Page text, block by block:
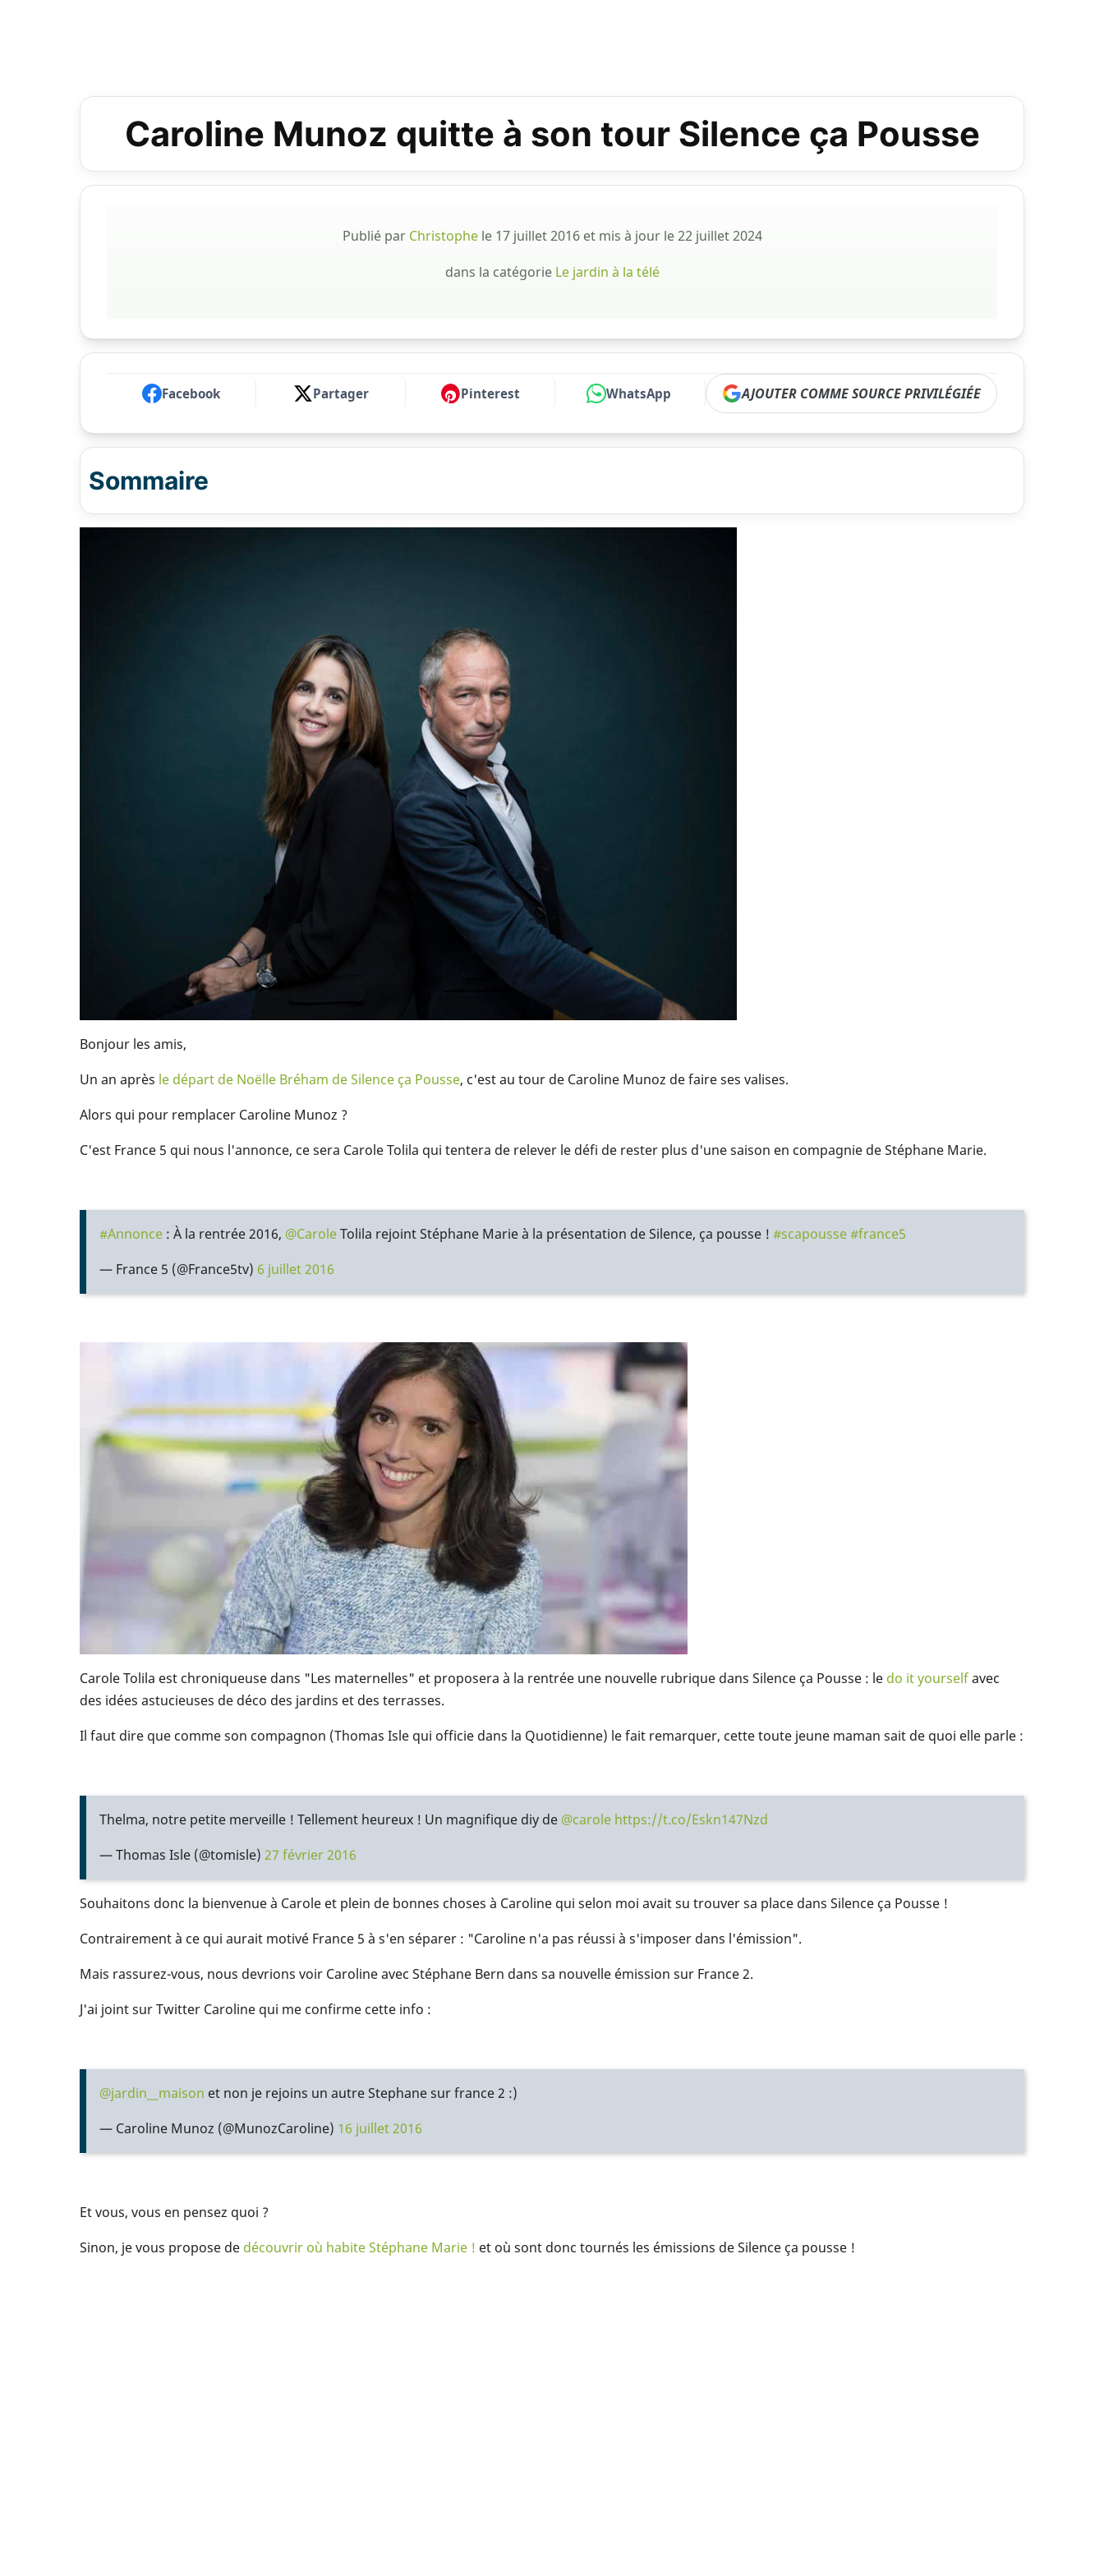
Caroline Munoz quitte à son tour Silence ça Pousse
Publié par Christophele 17 juillet 2016et mis à jour le22 juillet 2024
dans la catégorie Le jardin à la télé
Facebook Partager Pinterest WhatsApp AJOUTER COMME SOURCE PRIVILÉGIÉE
Sommaire
Bonjour les amis,
Un an après le départ de Noëlle Bréham de Silence ça Pousse, c'est au tour de Caroline Munoz de faire ses valises.
Alors qui pour remplacer Caroline Munoz ?
C'est France 5 qui nous l'annonce, ce sera Carole Tolila qui tentera de relever le défi de rester plus d'une saison en compagnie de Stéphane Marie.
#Annonce : À la rentrée 2016, @CaroleTolila rejoint Stéphane Marie à la présentation de Silence, ça pousse ! #scapousse#france5
— France 5 (@France5tv) 6 juillet 2016
Carole Tolila est chroniqueuse dans "Les maternelles" et proposera à la rentrée une nouvelle rubrique dans Silence ça Pousse : le do it yourselfavec
des idées astucieuses de déco des jardins et des terrasses.
Il faut dire que comme son compagnon (Thomas Isle qui officie dans la Quotidienne) le fait remarquer, cette toute jeune maman sait de quoi elle parle :
Thelma, notre petite merveille ! Tellement heureux ! Un magnifique diy de @carole https://t.co/Eskn147Nzd
— Thomas Isle (@tomisle) 27 février 2016
Souhaitons donc la bienvenue à Carole et plein de bonnes choses à Caroline qui selon moi avait su trouver sa place dans Silence ça Pousse !
Contrairement à ce qui aurait motivé France 5 à s'en séparer : "Caroline n'a pas réussi à s'imposer dans l'émission".
Mais rassurez-vous, nous devrions voir Caroline avec Stéphane Bern dans sa nouvelle émission sur France 2.
J'ai joint sur Twitter Caroline qui me confirme cette info :
@jardin__maison et non je rejoins un autre Stephane sur france 2 :)
— Caroline Munoz (@MunozCaroline) 16 juillet 2016
Et vous, vous en pensez quoi ?
Sinon, je vous propose de découvrir où habite Stéphane Marie ! et où sont donc tournés les émissions de Silence ça pousse !